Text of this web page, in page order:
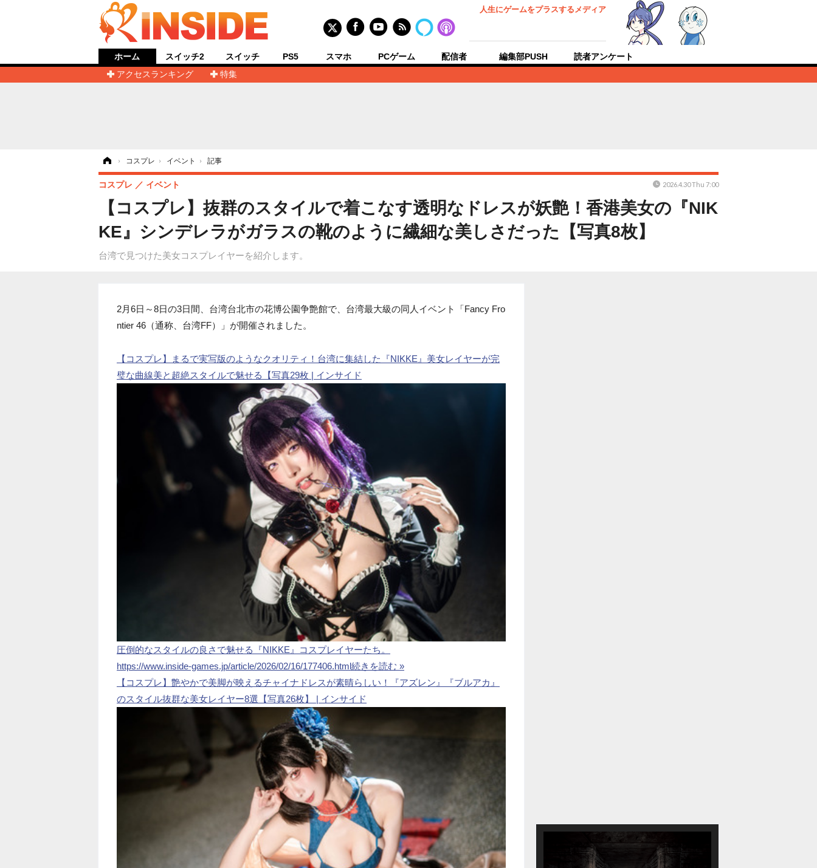
人生にゲームをプラスするメディア
ホーム
アクセスランキング
特集
スイッチ2 スイッチ PS5 スマホ PCゲーム 配信者 編集部PUSH 読者アンケート
› コスプレ › イベント › 記事
【コスプレ】抜群のスタイルで着こなす透明なドレスが妖艶！香港美女の『NIK
KE』シンデレラがガラスの靴のように繊細な美しさだった【写真8枚】
台湾で見つけた美女コスプレイヤーを紹介します。
コスプレ イベント 2026.4.30 Thu 7:00
2月6日～8日の3日間、台湾台北市の花博公園争艶館で、台湾最大級の同人イベント「Fancy Fro
ntier 46（通称、台湾FF）」が開催されました。
【コスプレ】まるで実写版のようなクオリティ！台湾に集結した『NIKKE』美女レイヤーが完
璧な曲線美と超絶スタイルで魅せる【写真29枚 | インサイド
圧倒的なスタイルの良さで魅せる『NIKKE』コスプレイヤーたち。
https://www.inside-games.jp/article/2026/02/16/177406.html続きを読む »
【コスプレ】艶やかで美脚が映えるチャイナドレスが素晴らしい！『アズレン』『ブルアカ』
のスタイル抜群な美女レイヤー8選【写真26枚】 | インサイド